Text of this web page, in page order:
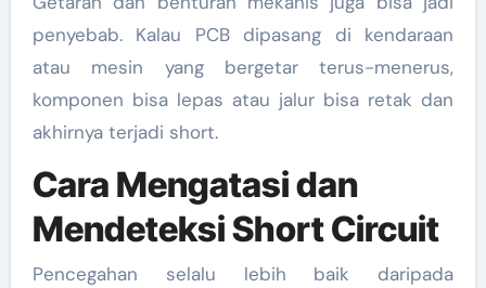
penyebab. Kalau PCB dipasang di kendaraan
atau mesin yang bergetar terus-menerus,
komponen bisa lepas atau jalur bisa retak dan
akhirnya terjadi short.
Cara Mengatasi dan
Mendeteksi Short Circuit
Pencegahan selalu lebih baik daripada